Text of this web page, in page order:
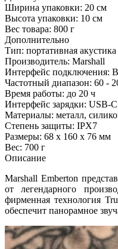
Ширина упаковки: 20 см
Высота упаковки: 10 см
Вес товара: 800 г
Дополнительно
Тип: портативная акустика
Производитель: Marshall
Интерфейс подключения:
Частотный диапазон: 60 -
Время работы: до 20 ч
Интерфейс зарядки: USB-C
Материалы: металл,
Степень защиты: IPX7
Размеры: 68 х 160 х 76 мм
Вес: 700 г
Описание
Marshall Emberton
от легендарного
фирменная технология
обеспечит панорамное